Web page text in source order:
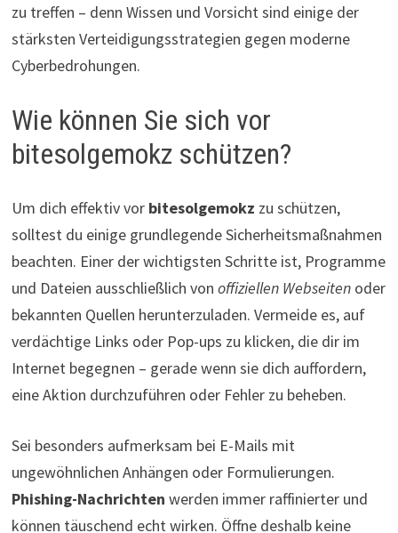
zu treffen – denn Wissen und Vorsicht sind einige der
stärksten Verteidigungsstrategien gegen moderne
Cyberbedrohungen.
Wie können Sie sich vor
bitesolgemokz schützen?
Um dich effektiv vor bitesolgemokz zu schützen,
solltest du einige grundlegende Sicherheitsmaßnahmen
beachten. Einer der wichtigsten Schritte ist, Programme
und Dateien ausschließlich von offiziellen Webseitenoder
bekannten Quellen herunterzuladen. Vermeide es, auf
verdächtige Links oder Pop-ups zu klicken, die dir im
Internet begegnen – gerade wenn sie dich auffordern,
eine Aktion durchzuführen oder Fehler zu beheben.
Sei besonders aufmerksam bei E-Mails mit
ungewöhnlichen Anhängen oder Formulierungen.
Phishing-Nachrichten werden immer raffinierter und
können täuschend echt wirken. Öffne deshalb keine